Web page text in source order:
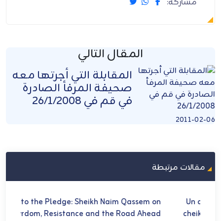
المقال التالي
المقابلة التي أجرتها معه
صحيفة المرفأ الصادرة
في قم في 26/1/2008
2011-02-06
مقالات مرتبطة
Loyal to the Pledge: Sheikh Naim Qassem on
Martyrdom, Resistance and the Road Ahead